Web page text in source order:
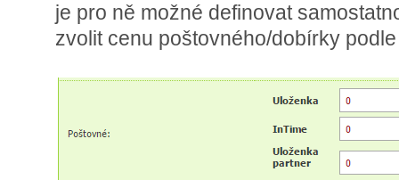
je pro ně možné definovat
zvolit cenu poštovného/dobírky